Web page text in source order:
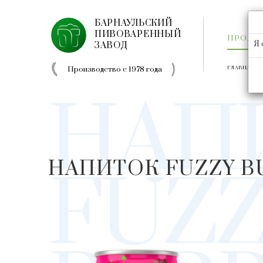
БАРНАУЛЬСКИЙ
ПИВОВАРЕННЫЙ
ЗАВОД
Производство с 1978 года ГЛАВНАЯ
НАПИТОК FUZZY
Я